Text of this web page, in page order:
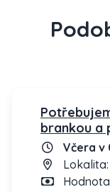
brankou a
Včera v
Lokalita: